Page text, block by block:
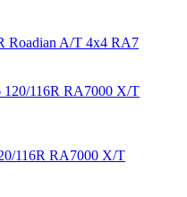
Roadian A/T 4x4 RA7
116R RA7000 X/T